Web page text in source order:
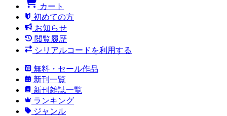
カート
初めての方
お知らせ
閲覧履歴
シリアルコードを利用する
無料・セール作品
新刊一覧
新刊雑誌一覧
ランキング
ジャンル